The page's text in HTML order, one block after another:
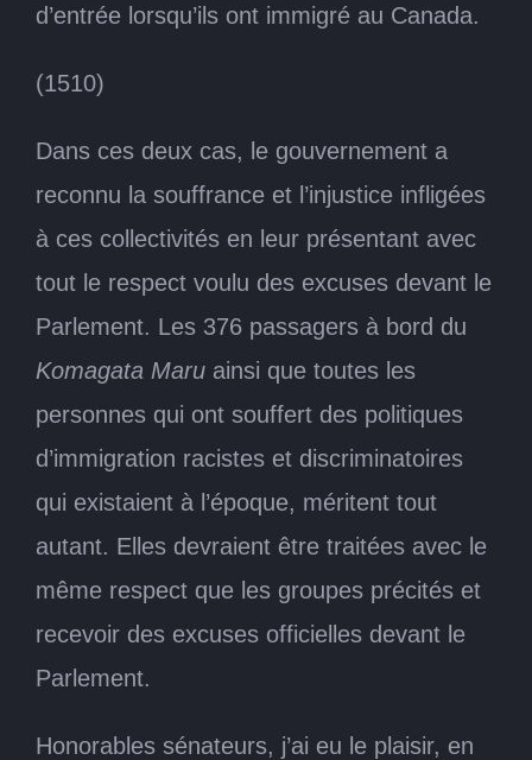
d’entrée lorsqu’ils ont immigré au Canada.
(1510)
Dans ces deux cas, le gouvernement a
reconnu la souffrance et l’injustice infligées
à ces collectivités en leur présentant avec
tout le respect voulu des excuses devant le
Parlement. Les 376 passagers à bord du
Komagata Maru ainsi que toutes les
personnes qui ont souffert des politiques
d’immigration racistes et discriminatoires
qui existaient à l’époque, méritent tout
autant. Elles devraient être traitées avec le
même respect que les groupes précités et
recevoir des excuses officielles devant le
Parlement.
Honorables sénateurs, j’ai eu le plaisir, en